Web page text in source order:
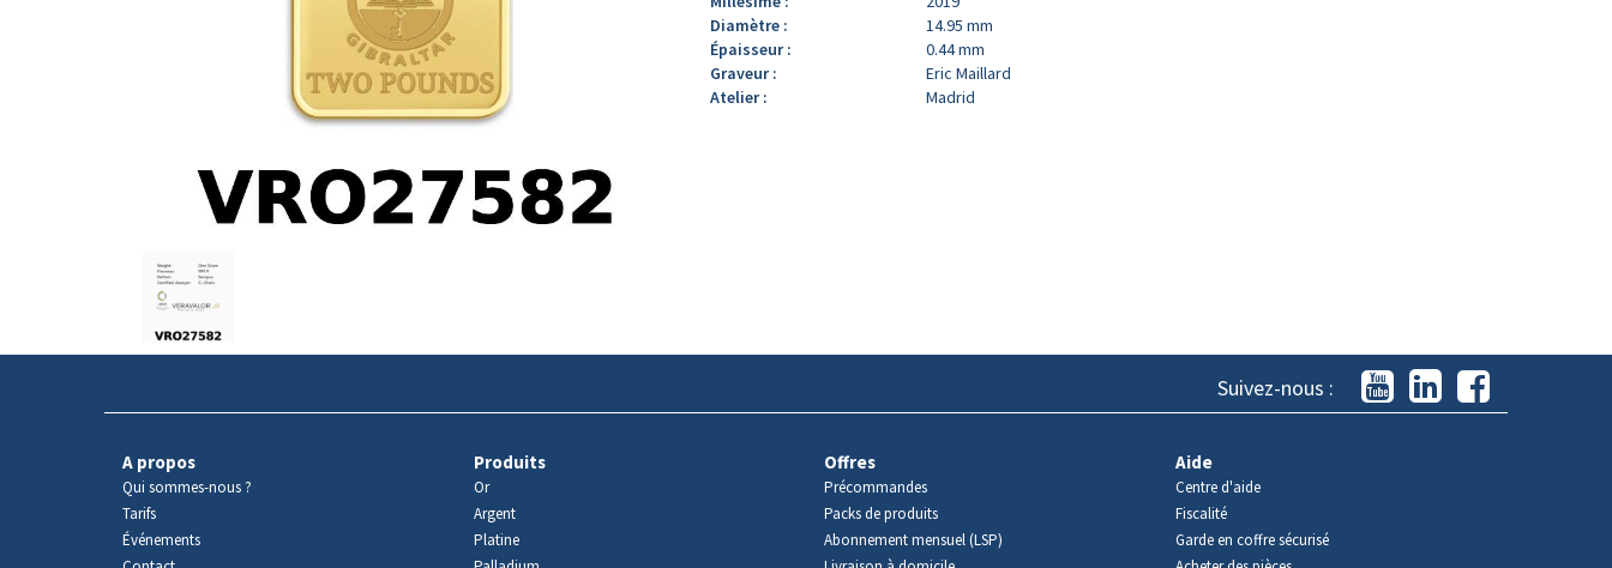
produit
Diamètre :
14.95 mm
Épaisseur :
0.44 mm
Graveur :
Eric Maillard
Atelier :
Madrid
Suivez-nous :
A propos
Qui sommes-nous ?
Tarifs
Événements
Produits
Or
Argent
Platine
Offres
Précommandes
Packs de produits
Abonnement mensuel (LSP)
Aide
Centre d'aide
Fiscalité
Garde en coffre sécurisé